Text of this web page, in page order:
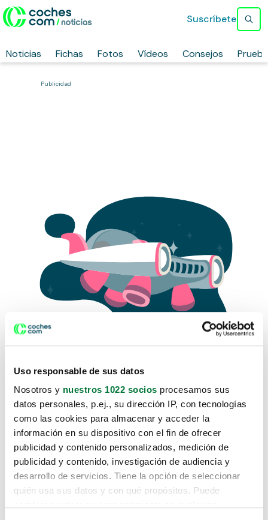
Uso responsable de sus datos
Nosotros y nuestros 1022 socios procesamos sus
datos personales, p.ej., su dirección IP, con tecnologías
como las cookies para almacenar y acceder la
información en su dispositivo con el fin de ofrecer
publicidad y contenido personalizados, medición de
publicidad y contenido, investigación de audiencia y
desarrollo de servicios. Tiene la opción de seleccionar
quién usa sus datos y con qué propósitos. Puede
Noticias Fichas Fotos Vídeos Consejos
Suscríbete
Publicidad
Lo sentimos, no sabemos como
te hemos traido hasta aquí.
Pero puedes encontrar el coche que estás
buscando en alguno de estos enlaces: